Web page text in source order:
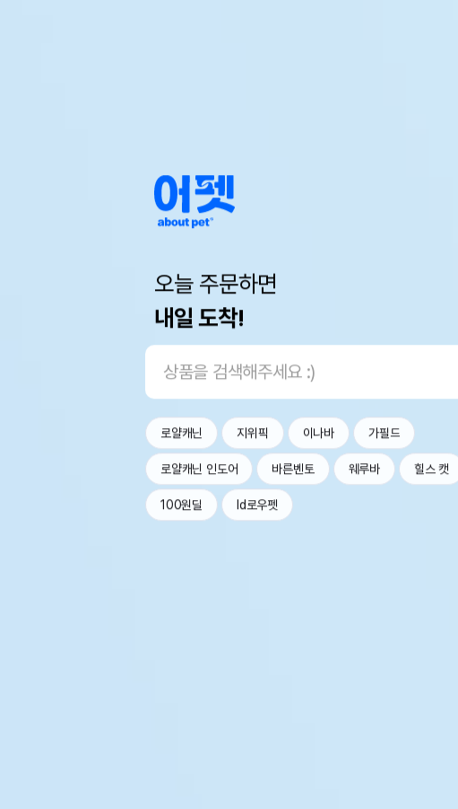
오늘 주문하면
내일 도착!
로얄캐닌 지위픽 이나바 가필드
로얄캐닌 인도어 바른벤토 웨루바 힐스 캣
100원딜 Id로우펫